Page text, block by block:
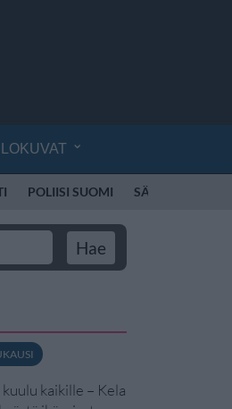
POLIISI SUOMI
kaikille – Kela